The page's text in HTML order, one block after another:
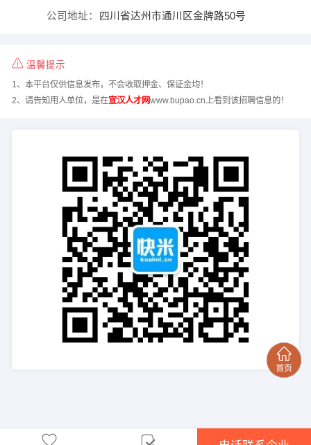
公司地址： 四川省达州市通川区金牌路50号
温馨提示
1、本平台仅供信息发布，不会收取押金、保证金均！
2、请告知用人单位，是在宣汉人才网www.bupao.cn上看到该招聘信息的！